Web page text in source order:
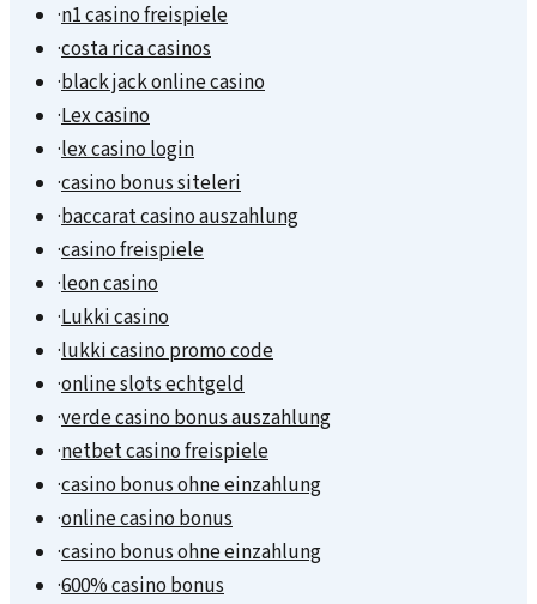
·n1 casino freispiele
·costa rica casinos
·black jack online casino
·Lex casino
·lex casino login
·casino bonus siteleri
·baccarat casino auszahlung
·casino freispiele
·leon casino
·Lukki casino
·lukki casino promo code
·online slots echtgeld
·verde casino bonus auszahlung
·netbet casino freispiele
·casino bonus ohne einzahlung
·online casino bonus
·casino bonus ohne einzahlung
·600% casino bonus